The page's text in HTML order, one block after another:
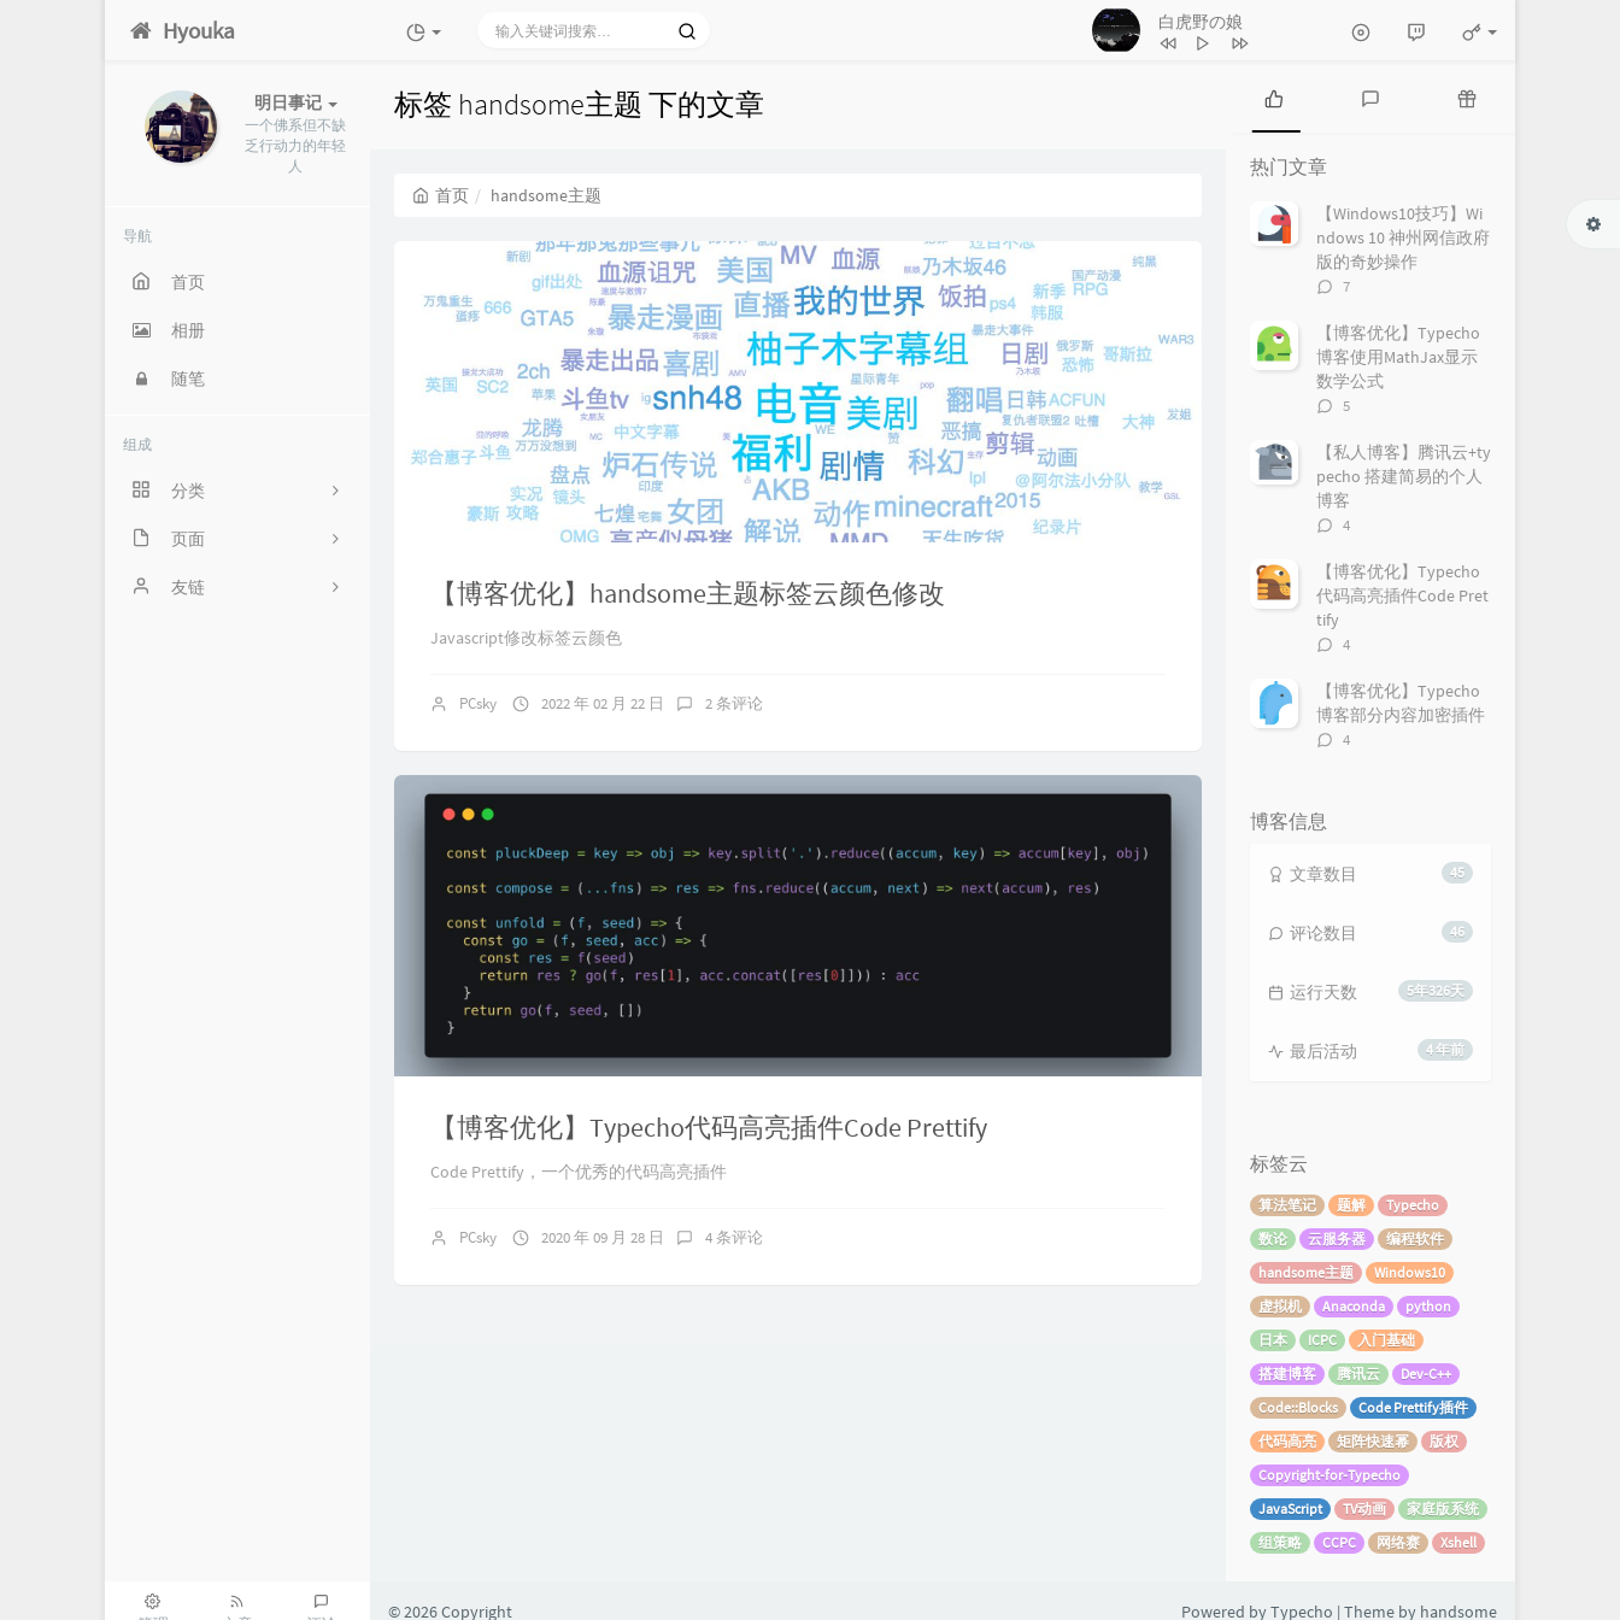
Hyouka 白虎野の娘
明日事记
一个佛系但不缺
乏行动力的年轻
人
导航
首页
相册
随笔
组成
分类
信息竞赛
算法笔记
页面
关于我
友链
标签 handsome主题 下的文章
首页 handsome主题
【博客优化】handsome主题标签云颜色修改
Javascript修改标签云颜色
PCsky 2022 年 02 月 22 日 2 条评论
【博客优化】Typecho代码高亮插件Code Prettify
Code Prettify，一个优秀的代码高亮插件
PCsky 2020 年 09 月 28 日 4 条评论
热
门
文
章
章
热门文章
【Windows10技巧】Wi
ndows 10 神州网信政府
版的奇妙操作
评
数：
7
【博客优化】Typecho
博客使用MathJax显示
数学公式
评
数：
5
【私人博客】腾讯云+ty
pecho 搭建简易的个人
博客
评
数：
4
【博客优化】Typecho
代码高亮插件Code Pret
tify
评
数：
4
【博客优化】Typecho
博客部分内容加密插件
评
4
博客信息
45
文章数目
46
评论数目
5年326天
运行天数
4 年前
最后活动
标签云
算法笔记 题解
Typecho
数论
云服务器
编程软件
handsome主题
Windows10
虚拟机
Anaconda
python
日本
ICPC
入门基础
搭建博客
腾讯云
Dev-C++
Code::Blocks
Code Prettify插件
代码高亮
矩阵快速幂
版权
Copyright-for-Typecho
JavaScript
TV动画
家庭版系统
组策略
CCPC 网络赛 Xshell
Powered byTypecho | Theme by handsome
© 2026 Copyright